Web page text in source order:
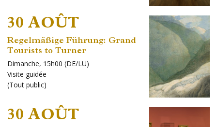
30 AOÛT
Regelmäßige Führung: Grand
Tourists to Turner
Dimanche, 15h00 (DE/LU)
Visite guidée
(Tout public)
30 AOÛT